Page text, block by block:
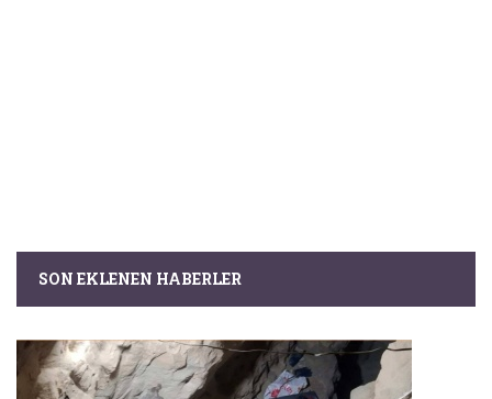
SON EKLENEN HABERLER